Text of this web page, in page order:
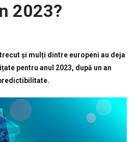
2023?
și mulți dintre europeni au deja
pentru anul 2023, după un an